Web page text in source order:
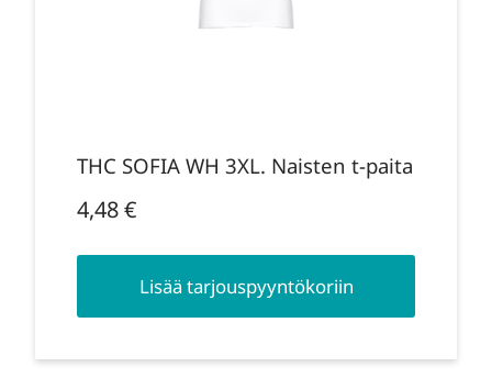
THC SOFIA WH 3XL. Naisten t-paita
4,48€
Lisää tarjouspyyntökoriin